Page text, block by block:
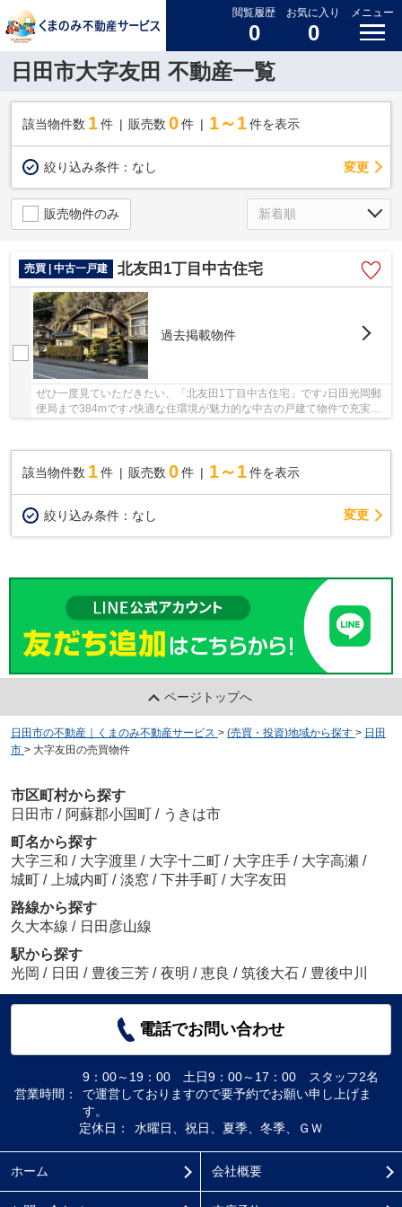
閲覧履歴
0
お気に入り
0
メニュー
日田市大字友田 不動産一覧
該当物件数 1件 販売数 0 件 1～1 件を表示
絞り込み条件： なし 変更
販売物件のみ
売買 | 中古一戸建 北友田1丁目中古住宅
過去掲載物件
ぜひ一度見ていただきたい、「北友田1丁目中古住宅」です♪日田光岡郵
便局まで384mです♪快適な住環境が魅力的な中古の戸建て物件で充実し
該当物件数 1件 販売数 0 件 1～1 件を表示
絞り込み条件： なし 変更
ページトップへ
日田市の不動産｜くまのみ不動産サービス > (売買・投資)地域から探す > 日田
市 > 大字友田の売買物件
市区町村から探す
日田市 / 阿蘇郡小国町 / うきは市
町名から探す
大字三和 / 大字渡里 / 大字十二町 / 大字庄手 / 大字高瀬 /
城町 / 上城内町 / 淡窓 / 下井手町 / 大字友田
路線から探す
久大本線 / 日田彦山線
駅から探す
光岡 / 日田 / 豊後三芳 / 夜明 / 恵良 / 筑後大石 / 豊後中川
電話でお問い合わせ
営業時間：
9：00～19：00 土日9：00～17：00 スタッフ2名
で運営しておりますので要予約でお願い申し上げま
す。
定休日：
水曜日、祝日、夏季、冬季、ＧＷ
ホーム 会社概要